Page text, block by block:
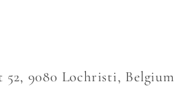
52, 9080 Lochristi, Belgium